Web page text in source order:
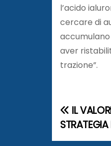
l’acido
cercare di
aver
trazione”.
N
a
IL